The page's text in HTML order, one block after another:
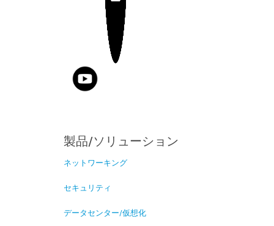
製品/ソリューション
ネットワーキング
セキュリティ
データセンター/仮想化